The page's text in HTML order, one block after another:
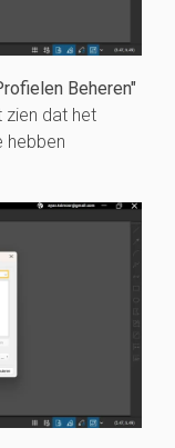
Beheren"
zien dat het
hebben